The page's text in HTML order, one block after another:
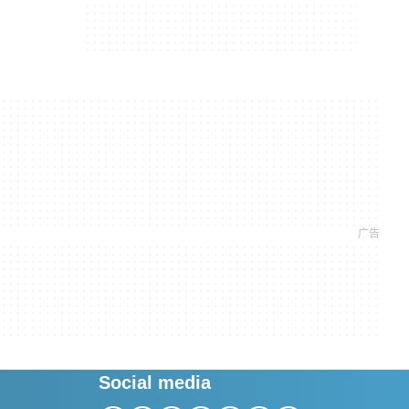
Social media